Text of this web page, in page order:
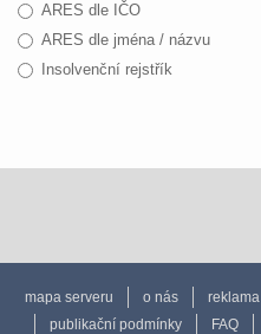
ARES dle IČO
ARES dle jména / názvu
Insolvenční rejstřík
mapa serveru o nás reklama
publikační podmínky
FAQ